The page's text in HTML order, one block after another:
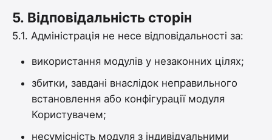
5. Відповідальність сторін
5.1. Адміністрація не несе відповідальності за:
використання модулів у незаконних цілях;
збитки, завдані внаслідок неправильного
встановлення або конфігурації модуля
Користувачем;
несумісність модуля з індивідуальними